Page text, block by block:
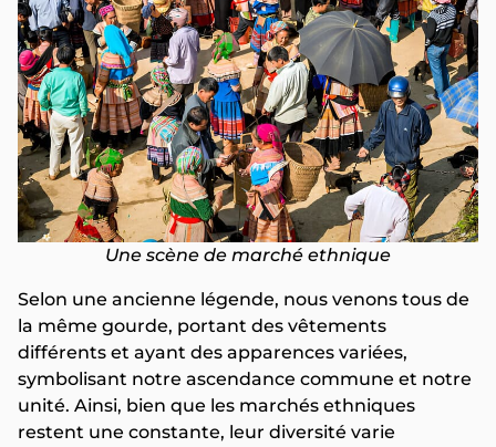
Une scène de marché ethnique
Selon une ancienne légende, nous venons tous de
la même gourde, portant des vêtements
différents et ayant des apparences variées,
symbolisant notre ascendance commune et notre
unité. Ainsi, bien que les marchés ethniques
restent une constante, leur diversité varie